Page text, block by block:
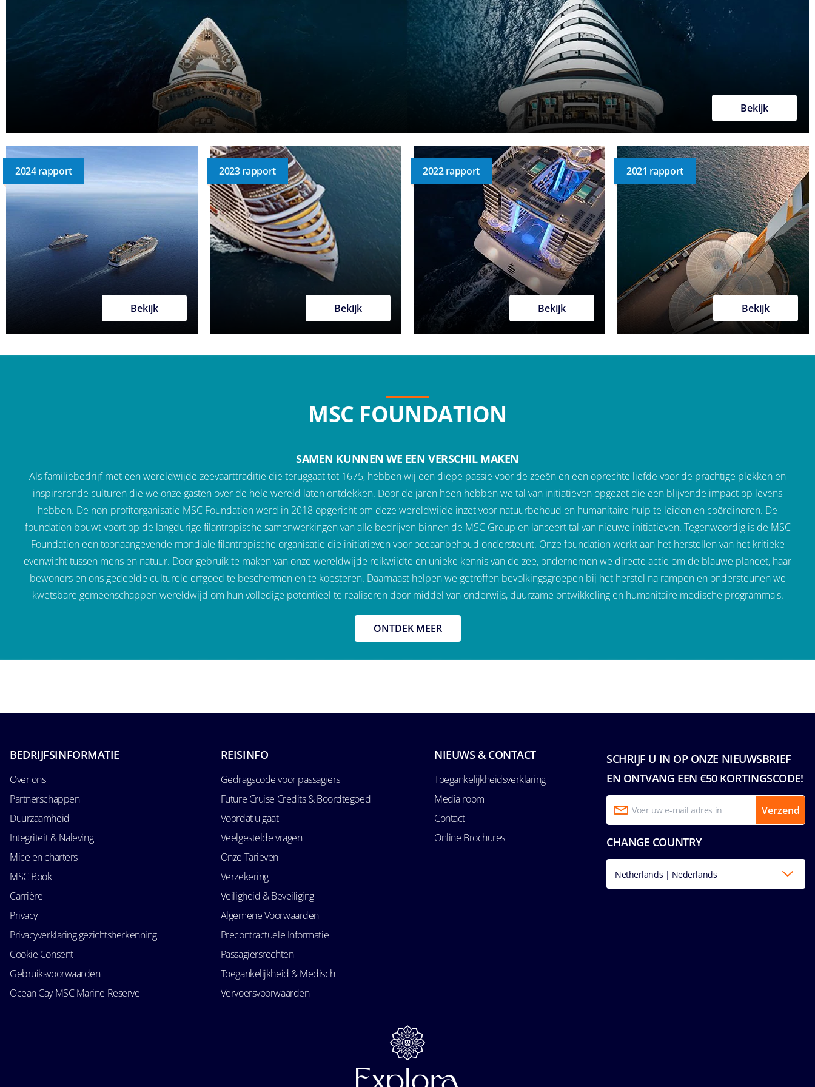
Bekijk
2024 rapport
Bekijk
2023 rapport
Bekijk
2022 rapport
Bekijk
2021 rapport
Bekijk
MSC FOUNDATION
SAMEN KUNNEN WE EEN VERSCHIL MAKEN
Als familiebedrijf met een wereldwijde zeevaarttraditie die teruggaat tot 1675, hebben wij een diepe passie voor de zeeën en een oprechte liefde voor de prachtige plekken en
inspirerende culturen die we onze gasten over de hele wereld laten ontdekken. Door de jaren heen hebben we tal van initiatieven opgezet die een blijvende impact op levens
hebben. De non-profitorganisatie MSC Foundation werd in 2018 opgericht om deze wereldwijde inzet voor natuurbehoud en humanitaire hulp te leiden en coördineren. De
foundation bouwt voort op de langdurige filantropische samenwerkingen van alle bedrijven binnen de MSC Group en lanceert tal van nieuwe initiatieven. Tegenwoordig is de MSC
Foundation een toonaangevende mondiale filantropische organisatie die initiatieven voor oceaanbehoud ondersteunt. Onze foundation werkt aan het herstellen van het kritieke
evenwicht tussen mens en natuur. Door gebruik te maken van onze wereldwijde reikwijdte en unieke kennis van de zee, ondernemen we directe actie om de blauwe planeet, haar
bewoners en ons gedeelde culturele erfgoed te beschermen en te koesteren. Daarnaast helpen we getroffen bevolkingsgroepen bij het herstel na rampen en ondersteunen we
kwetsbare gemeenschappen wereldwijd om hun volledige potentieel te realiseren door middel van onderwijs, duurzame ontwikkeling en humanitaire medische programma's.
ONTDEK MEER
SCHRIJF U IN OP ONZE NIEUWSBRIEF
EN ONTVANG EEN €50 KORTINGSCODE!
Verzend
CHANGE COUNTRY
Netherlands | Nederlands
BEDRIJFSINFORMATIE
Over ons
Partnerschappen
Duurzaamheid
Integriteit & Naleving
Mice en charters
MSC Book
Carrière
Privacy
Privacyverklaring gezichtsherkenning
Cookie Consent
Gebruiksvoorwaarden
Ocean Cay MSC Marine Reserve
REISINFO
Gedragscode voor passagiers
Future Cruise Credits & Boordtegoed
Voordat u gaat
Veelgestelde vragen
Onze Tarieven
Verzekering
Veiligheid & Beveiliging
Algemene Voorwaarden
Precontractuele Informatie
Passagiersrechten
Toegankelijkheid & Medisch
Vervoersvoorwaarden
NIEUWS & CONTACT
Toegankelijkheidsverklaring
Media room
Contact
Online Brochures